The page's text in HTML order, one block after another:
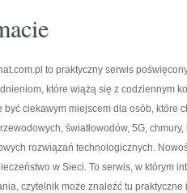
to praktyczny serwis
które wiążą się z codziennym
być ciekawym miejscem dla osób, które
światłowodów, 5G,
rozwiązań technologicznych.
w Sieci. To serwis, w którym
czytelnik może znaleźć tu